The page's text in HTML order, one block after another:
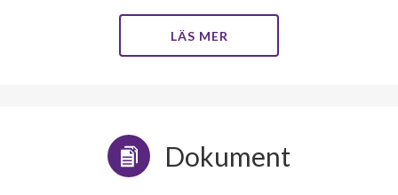
LÄS MER
Dokument